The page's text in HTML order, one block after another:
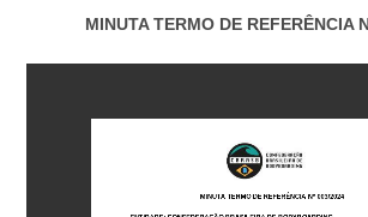
MINUTA TERMO DE REFERÊNCIA